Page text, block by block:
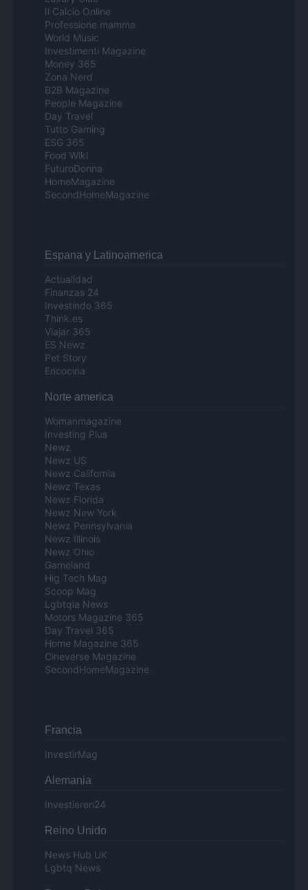
Il Calcio Online
Professione mamma
World Music
Investimenti Magazine
Money 365
Zona Nerd
B2B Magazine
People Magazine
Day Travel
Tutto Gaming
ESG 365
Food Wiki
FuturoDonna
HomeMagazine
SecondHomeMagazine
Espana y Latinoamerica
Actualidad
Finanzas 24
Investindo 365
Think.es
Viajar 365
ES Newz
Pet Story
Encocina
Norte america
Womanmagazine
Investing Plus
Newz
Newz US
Newz California
Newz Texas
Newz Florida
Newz New York
Newz Pennsylvania
Newz Illinois
Newz Ohio
Gameland
Hig Tech Mag
Scoop Mag
Lgbtqia News
Motors Magazine 365
Day Travel 365
Home Magazine 365
Cineverse Magazine
SecondHomeMagazine
Francia
InvestirMag
Alemania
Investieren24
Reino Unido
News Hub UK
Lgbtq News